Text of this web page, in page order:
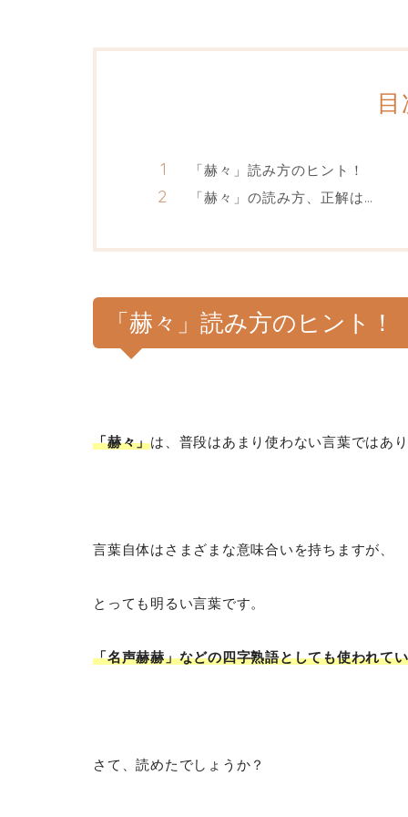
目
「赫々」読み方のヒント！
「赫々」の読み方、正解は…
「赫々」読み方のヒント！
「赫々」は、普段はあまり使わない言葉ではあり
言葉自体はさまざまな意味合いを持ちますが、
とっても明るい言葉です。
「名声赫赫」などの四字熟語としても使われて
さて、読めたでしょうか？